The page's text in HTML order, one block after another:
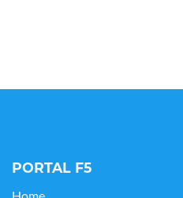
PORTAL F5